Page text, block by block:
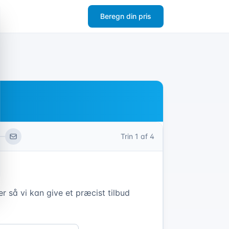
Beregn din pris
Trin 1 af 4
så vi kan give et præcist tilbud